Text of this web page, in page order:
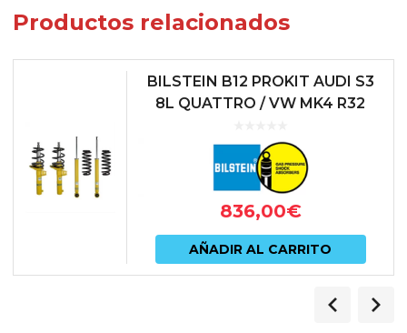
Productos relacionados
BILSTEIN B12 PROKIT AUDI S3
8L QUATTRO / VW MK4 R32
836,00€
AÑADIR AL CARRITO